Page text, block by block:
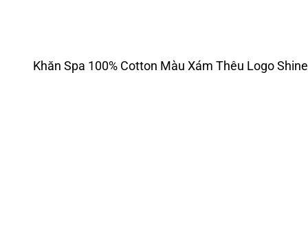
Khăn Spa 100% Cotton Màu Xám Thêu Logo